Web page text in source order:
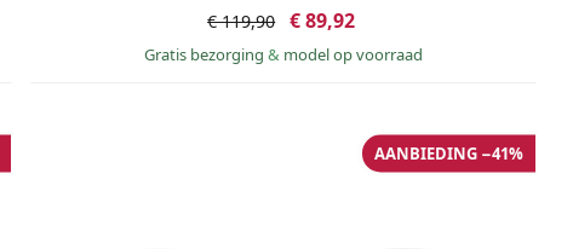
€ 119,90 € 89,92
Gratis bezorging & model op voorraad
AANBIEDING −41%